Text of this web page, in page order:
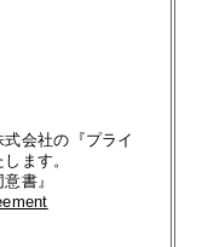
会社の『プライ
ます。
書』